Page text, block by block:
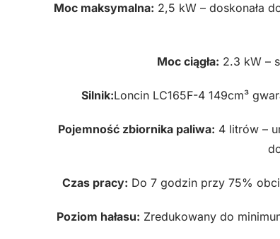
Moc maksymalna: 2,5 kW – doskonała
Moc ciągła: 2.3 kW –
Silnik:Loncin LC165F-4 149cm³
Pojemność zbiornika paliwa: 4 litrów –
Czas pracy: Do 7 godzin przy 75%
Poziom hałasu: Zredukowany do